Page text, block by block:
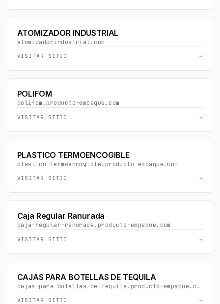
ATOMIZADOR INDUSTRIAL
atomizadorindustrial.com
VISITAR SITIO →
POLIFOM
polifom.producto-empaque.com
VISITAR SITIO →
PLASTICO TERMOENCOGIBLE
plastico-termoencogible.producto-empaque.com
VISITAR SITIO →
Caja Regular Ranurada
caja-regular-ranurada.producto-empaque.com
VISITAR SITIO →
CAJAS PARA BOTELLAS DE TEQUILA
cajas-para-botellas-de-tequila.producto-empaque.com
VISITAR SITIO →